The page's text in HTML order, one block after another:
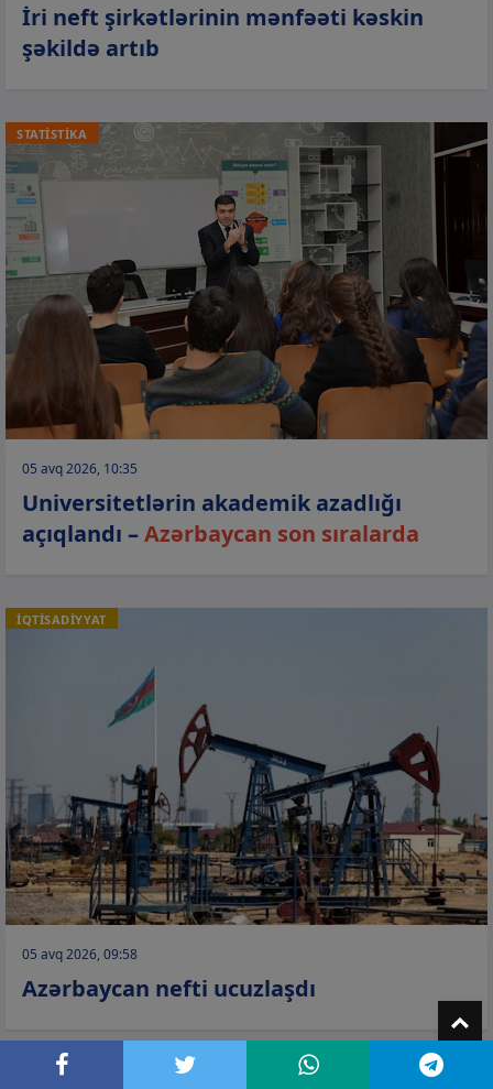
İri neft şirkətlərinin mənfəəti kəskin
şəkildə artıb
STATİSTİKA
05 avq 2026, 10:35
Universitetlərin akademik azadlığı
açıqlandı –Azərbaycan son sıralarda
İQTİSADİYYAT
05 avq 2026, 09:58
Azərbaycan nefti ucuzlaşdı
TURİZM